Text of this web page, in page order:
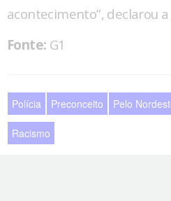
acontecimento”, declarou
Fonte: G1
Polícia Preconceito Pelo
Racismo